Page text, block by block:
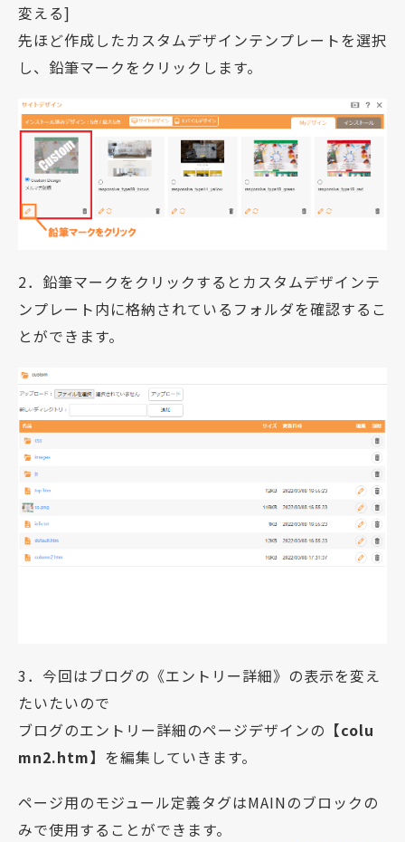
変える]
先ほど作成したカスタムデザインテンプレートを選択
し、鉛筆マークをクリックします。
2．鉛筆マークをクリックするとカスタムデザインテ
ンプレート内に格納されているフォルダを確認するこ
とができます。
3．今回はブログの《エントリー詳細》の表示を変え
たいたいので
ブログのエントリー詳細のページデザインの 【colu
mn2.htm】 を編集していきます。
ページ用のモジュール定義タグはMAINのブロックの
みで使用することができます。